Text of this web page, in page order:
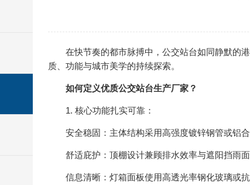
在快节奏的都市脉搏中，公交站台如同静默的港
质、功能与城市美学的持续探索。
如何定义优质公交站台生产厂家？
1. 核心功能扎实可靠：
安全稳固：主体结构采用高强度镀锌钢管或铝合
舒适庇护：顶棚设计兼顾排水效率与遮阳挡雨面
信息清晰：灯箱面板使用高透光率钢化玻璃或抗